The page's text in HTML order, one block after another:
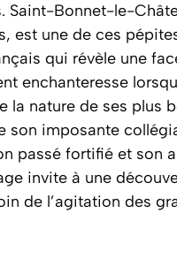
Saint-Bonnet-le-
est une de ces
qui révèle une
enchanteresse
la nature de ses plus
son imposante
passé fortifié et son
invite à une
de l’agitation des